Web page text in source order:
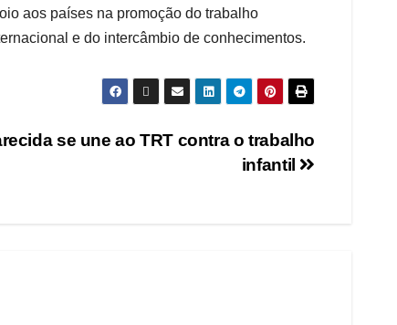
aos países na promoção do trabalho
e do intercâmbio de conhecimentos.
se une ao TRT contra o trabalho
infantil